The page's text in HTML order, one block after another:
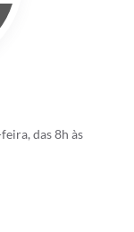
das 8h às